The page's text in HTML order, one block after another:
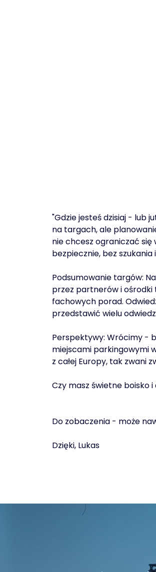
"Gdzie jesteś dzisiaj - lub
na targach, ale
nie chcesz ograniczać
bezpiecznie, bez
Podsumowanie targów:
przez partnerów i ośrodki
fachowych porad.
przedstawić wielu
Perspektywy: Wrócimy -
miejscami parkingowymi
z całej Europy, tak zwani
Czy masz świetne boisko
Do zobaczenia - może
Dzięki, Lukas